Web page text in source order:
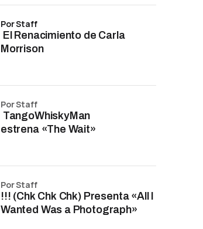
El Renacimiento de Carla
Morrison
por Staff
TangoWhiskyMan
estrena «The Wait»
por Staff
!!! (Chk Chk Chk) Presenta «All I
Wanted Was a Photograph»
por Staff